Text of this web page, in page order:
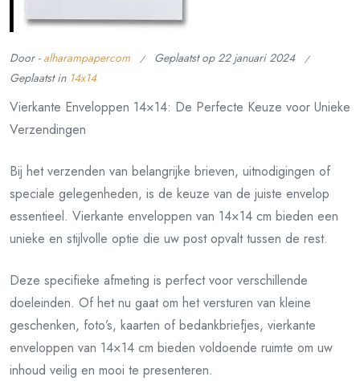
Door - alharampapercom Geplaatst op22 januari 2024
Geplaatst in 14x14
Vierkante Enveloppen 14×14: De Perfecte Keuze voor Unieke
Verzendingen
Bij het verzenden van belangrijke brieven, uitnodigingen of
speciale gelegenheden, is de keuze van de juiste envelop
essentieel. Vierkante enveloppen van 14×14 cm bieden een
unieke en stijlvolle optie die uw post opvalt tussen de rest.
Deze specifieke afmeting is perfect voor verschillende
doeleinden. Of het nu gaat om het versturen van kleine
geschenken, foto’s, kaarten of bedankbriefjes, vierkante
enveloppen van 14×14 cm bieden voldoende ruimte om uw
inhoud veilig en mooi te presenteren.